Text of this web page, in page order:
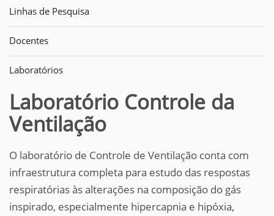
Linhas de Pesquisa
Docentes
Laboratórios
Laboratório Controle da
Ventilação
O laboratório de Controle de Ventilação conta com
infraestrutura completa para estudo das respostas
respiratórias às alterações na composição do gás
inspirado, especialmente hipercapnia e hipóxia,